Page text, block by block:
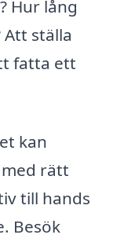
Hur lång
ställa
fatta ett
kan
rätt
till hands
Besök